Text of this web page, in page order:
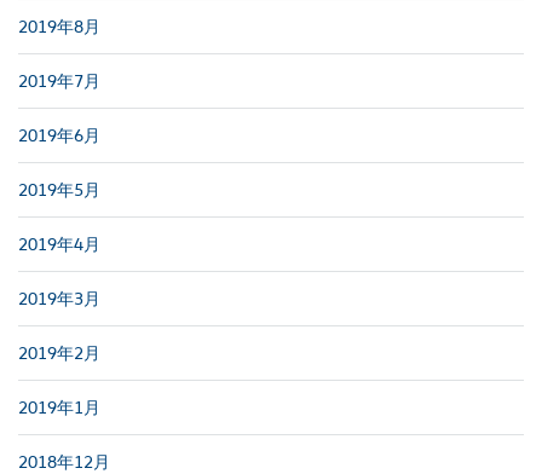
2019年8月
2019年7月
2019年6月
2019年5月
2019年4月
2019年3月
2019年2月
2019年1月
2018年12月